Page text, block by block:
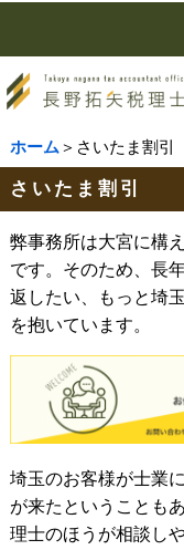
ホーム ＞さいたま割引
さいたま割引
弊事務所は大宮に構
です。そのため、長
返したい、もっと埼
を抱いています。
埼玉のお客様が士業
が来たということも
理士のほうが相談し